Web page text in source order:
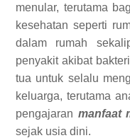
menular, terutama
kesehatan seperti
dalam rumah
penyakit akibat
tua untuk selalu
keluarga, terutama
pengajaran manfaat
sejak usia dini.